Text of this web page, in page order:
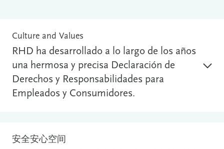
Culture and Values
RHD ha desarrollado a lo largo de los años
una hermosa y precisa Declaración de
Derechos y Responsabilidades para
Empleados y Consumidores.
安全安心空间